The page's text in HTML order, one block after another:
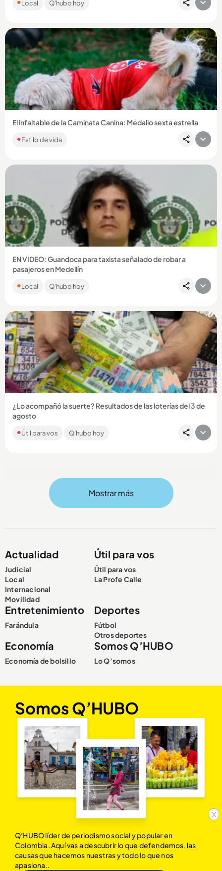
x
Farc como los responsables. Dos personas resultaron
Local Q'hubo hoy
Compartir Noticia
El infaltable de la Caminata Canina: Medallo sexta estrella
Estilo de vida
Compartir Noticia
EN VIDEO: Guandoca para taxista señalado de robar a
pasajeros en Medellín
Juan Camilo Marulanda Valencia, de 34 años, es sindicado de
hurtar a cinco personas en diciembre de 2025....
Local Q'hubo hoy
Compartir Noticia
¿Lo acompañó la suerte? Resultados de las loterías del 3 de
agosto
Como cada día, en Q’HUBO le traemos los resultados de los
chances y loterías que jugaron en el país. Si es apostador,
Útil para vos Q'hubo hoy
Mostrar más
Actualidad
Judicial
Local
Internacional
Movilidad
Útil para vos
Útil para vos
La Profe Calle
Entretenimiento
Farándula
Deportes
Fútbol
Otros deportes
Economía
Economía de bolsillo
Somos Q’HUBO
Lo Q’somos
Somos Q’HUBO
Q’HUBO líder de periodismo social y popular en
Colombia. Aquí vas a descubrir lo que defendemos, las
causas que hacemos nuestras y todo lo que nos
apasiona..